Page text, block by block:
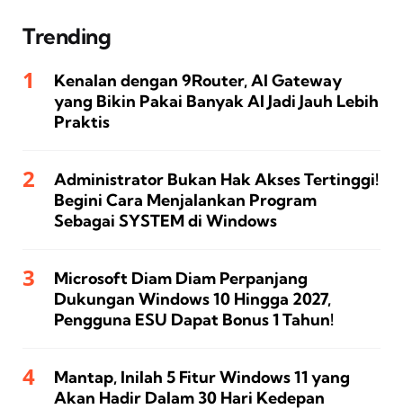
Trending
Kenalan dengan 9Router, AI Gateway
yang Bikin Pakai Banyak AI Jadi Jauh Lebih
Praktis
Administrator Bukan Hak Akses Tertinggi!
Begini Cara Menjalankan Program
Sebagai SYSTEM di Windows
Microsoft Diam Diam Perpanjang
Dukungan Windows 10 Hingga 2027,
Pengguna ESU Dapat Bonus 1 Tahun!
Mantap, Inilah 5 Fitur Windows 11 yang
Akan Hadir Dalam 30 Hari Kedepan